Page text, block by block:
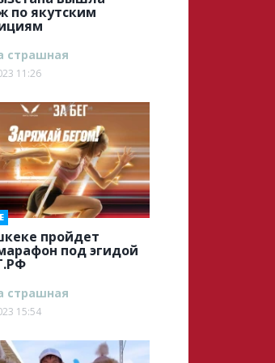
по якутским
страшная
11:26
пройдет
под эгидой
страшная
15:54